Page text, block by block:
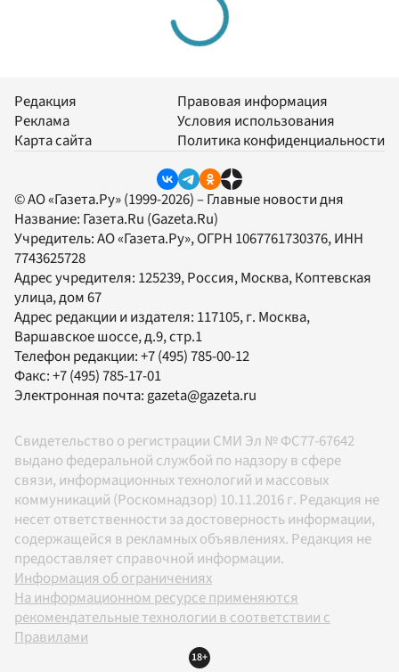
Редакция
Реклама
Карта сайта
Правовая информация
Условия использования
Политика конфиденциальности
© АО «Газета.Ру» (1999-2026) – Главные новости дня
Название: Газета.Ru (Gazeta.Ru)
Учредитель:АО «Газета.Ру», ОГРН 1067761730376, ИНН
7743625728
Адрес учредителя: 125239, Россия, Москва, Коптевская
улица, дом 67
Адрес редакции и издателя: 117105, г. Москва,
Варшавское шоссе, д.9, стр.1
Телефон редакции:+7 (495) 785-00-12
Факс:+7 (495) 785-17-01
Электронная почта:gazeta@gazeta.ru
Свидетельство о регистрации СМИ Эл № ФС77-67642
выдано федеральной службой по надзору в сфере
связи, информационных технологий и массовых
коммуникаций (Роскомнадзор) 10.11.2016 г. Редакция не
несет ответственности за достоверность информации,
содержащейся в рекламных объявлениях. Редакция не
предоставляет справочной информации.
Информация об ограничениях
На информационном ресурсе применяются
рекомендательные технологии в соответствии с
Правилами
18+